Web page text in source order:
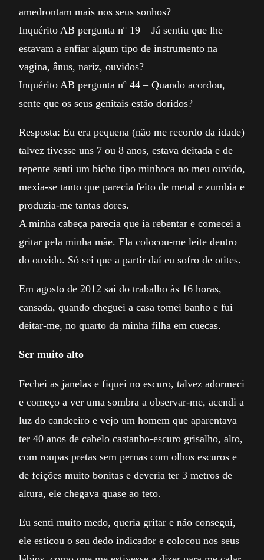
amedrontam mais nos seus sonhos?
Inquérito AB pergunta nº 19 – Já sentiu que lhe
estavam a enfiar algum tipo de instrumento na
vagina, ânus, nariz, ouvidos?
Inquérito AB pergunta nº 44 – Quando acordou,
sente que os seus genitais estão doridos?
Resposta: Eu era pequena (não me recordo da idade)
talvez tivesse uns 7 ou 8 anos, estava deitada e de
repente senti um bicho tipo minhoca no meu ouvido,
mexia-se tanto que parecia feito de metal e zumbia e
produzia-me tantas dores.
A minha cabeça parecia que ia rebentar e comecei a
gritar pela minha mãe. Ela colocou-me leite dentro
do ouvido. Só sei que a partir daí eu sofro de otites.
Em agosto de 2012 sai do trabalho às 16 horas,
cansada, quando cheguei a casa tomei banho e fui
deitar-me, no quarto da minha filha em cuecas.
Ser muito alto
Fechei as janelas e fiquei no escuro, talvez adormeci
e começo a ver uma sombra a observar-me, acendi a
luz do candeeiro e vejo um homem que aparentava
ter 40 anos de cabelo castanho-escuro grisalho, alto,
com roupas pretas sem pernas com olhos escuros e
de feições muito bonitas e deveria ter 3 metros de
altura, ele chegava quase ao teto.
Eu senti muito medo, queria gritar e não consegui,
ele esticou o seu dedo indicador e colocou nos seus